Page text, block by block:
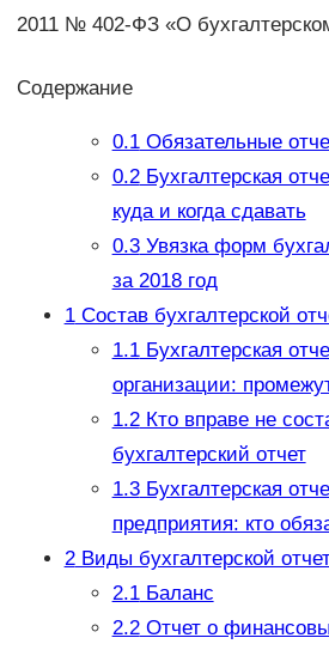
2011 № 402-ФЗ «О
Содержание
0.1Обязательные
0.2Бухгалтерская
куда и когда сдавать
0.3Увязка форм
за 2018 год
1Состав бухгалтерской
1.1Бухгалтерская
организации:
1.2Кто вправе не
бухгалтерский отчет
1.3Бухгалтерская
предприятия: кто
2Виды бухгалтерской
2.1Баланс
2.2Отчет о